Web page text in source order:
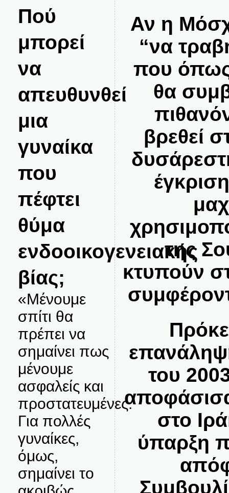
Πού
μπορεί
να
απευθυνθεί
μια
γυναίκα
που
πέφτει
θύμα
ενδοοικογενειακής
βίας;
«Μένουμε
σπίτι θα
πρέπει να
σημαίνει πως
μένουμε
ασφαλείς και
προστατευμένες.
Για πολλές
γυναίκες,
όμως,
σημαίνει το
Αν η
“να
που όπως
θα
βρεθεί
της
κτυπούν
του
στο
ύπαρξη